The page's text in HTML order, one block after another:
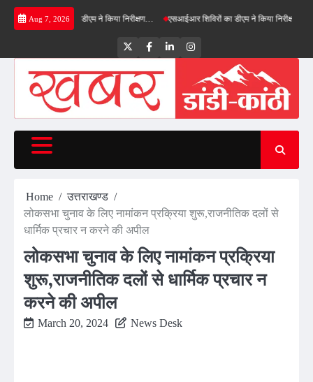
Skip
Aug 7, 2026
बाईपास का डीएम ने किया निरीक्षण… एसआईआर शिविरों का डीएम ने किया निरीक्षण, बोले—कोई
TwitterFacebookLinkedInInstagram
Home
उत्तराखण्ड
लोकसभा चुनाव के लिए नामांकन प्रक्रिया शुरू,राजनीतिक दलों से
धार्मिक प्रचार न करने की अपील
लोकसभा चुनाव के लिए नामांकन प्रक्रिया
शुरू,राजनीतिक दलों से धार्मिक प्रचार न
करने की अपील
March 20, 2024 News Desk